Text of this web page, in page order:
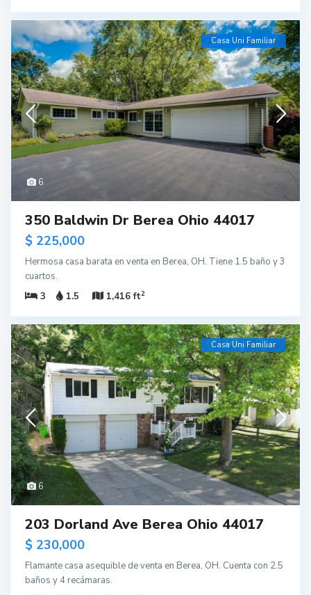
6
Casa Uni Familiar
350 Baldwin Dr Berea Ohio 44017
$ 225,000
Hermosa casa barata en venta en Berea, OH. Tiene 1.5 baño y 3
cuartos.
3
1.5 1,416 ft2
6
Casa Uni Familiar
203 Dorland Ave Berea Ohio 44017
$ 230,000
Flamante casa asequible de venta en Berea, OH. Cuenta con 2.5
baños y 4 recámaras.